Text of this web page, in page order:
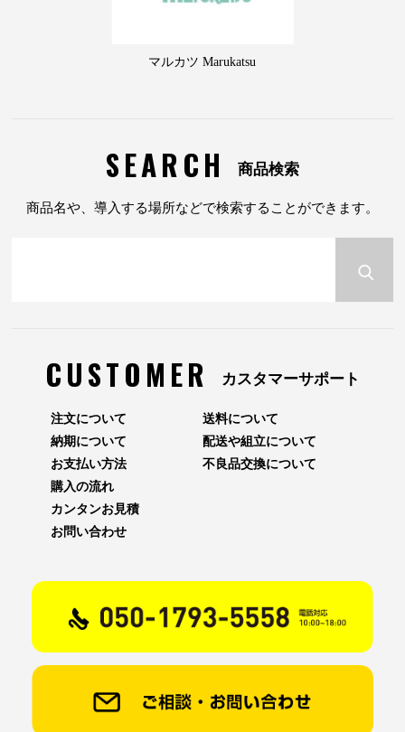
マルカツ Marukatsu
SEARCH 商品検索
商品名や、導入する場所などで検索することができます。
CUSTOMER カスタマーサポート
注文について
納期について
お支払い方法
送料について
配送や組立について
不良品交換について
購入の流れ
カンタンお見積
お問い合わせ